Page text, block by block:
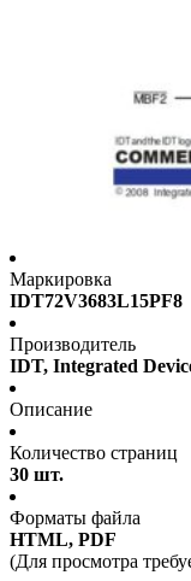
Маркировка
IDT72V3683L15PF8
Производитель
IDT, Integrated
Описание
Количество страниц
30 шт.
Форматы файла
HTML, PDF
(Для просмотра